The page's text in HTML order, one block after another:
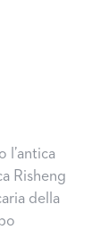
l’antica
Risheng
della